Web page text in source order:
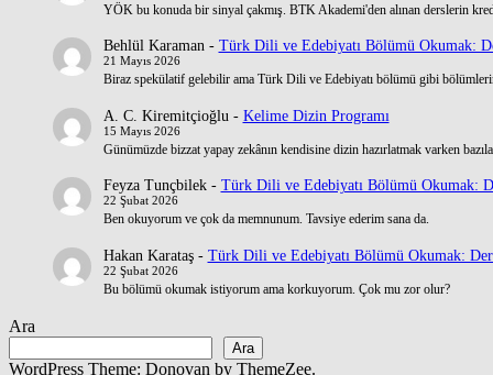
YÖK bu konuda bir sinyal çakmış. BTK Akademi'den alınan derslerin
Behlül Karaman - Türk Dili ve Edebiyatı Bölümü Okumak:
21 Mayıs 2026
Biraz spekülatif gelebilir ama Türk Dili ve Edebiyatı bölümü gibi
A. C. Kiremitçioğlu - Kelime Dizin Programı
15 Mayıs 2026
Günümüzde bizzat yapay zekânın kendisine dizin hazırlatmak varken
Feyza Tunçbilek- Türk Dili ve Edebiyatı Bölümü Okumak:
22 Şubat 2026
Ben okuyorum ve çok da memnunum. Tavsiye ederim sana da.
Hakan Karataş- Türk Dili ve Edebiyatı Bölümü Okumak:
22 Şubat 2026
Bu bölümü okumak istiyorum ama korkuyorum. Çok mu zor olur?
Ara
Ara
WordPress Theme: Donovan by ThemeZee.